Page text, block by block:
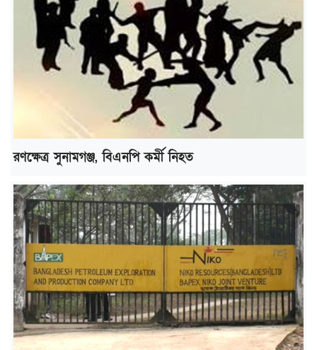
রণক্ষেত্র সুনামগঞ্জ, বিএনপি কর্মী নিহত